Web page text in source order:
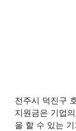
전주시 덕진구
지원금은 기업
을 할 수 있는